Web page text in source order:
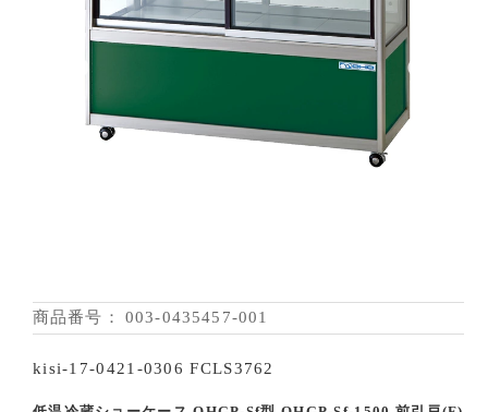
商品番号： 003-0435457-001
kisi-17-0421-0306 FCLS3762